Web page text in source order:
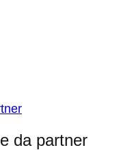
da partner